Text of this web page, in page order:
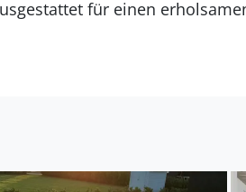
für einen
ist die Stadt Rønde in